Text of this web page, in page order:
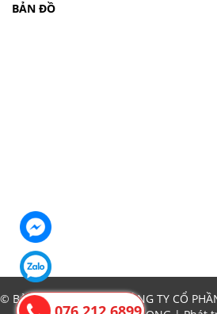
BẢN ĐỒ
© Bản quyền thuộc về CÔNG TY CỔ